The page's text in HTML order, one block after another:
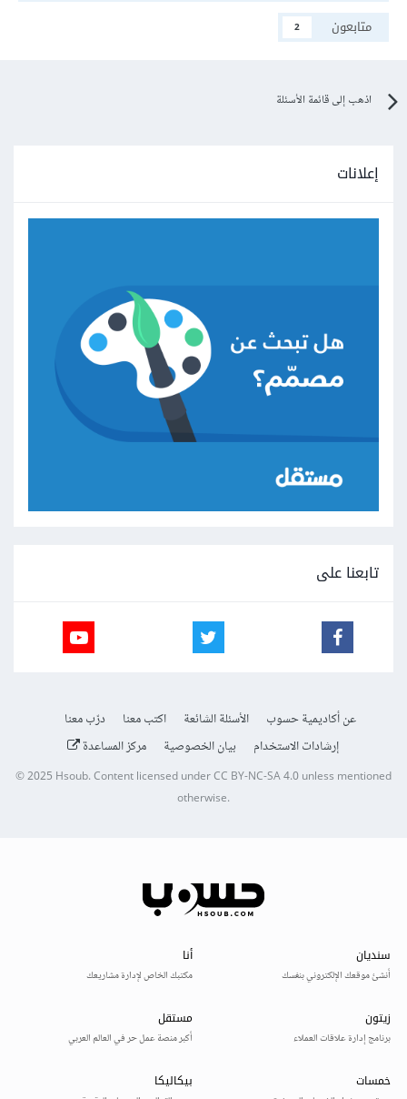
متابعون
2
اذهب إلى قائمة الأسئلة
إعلانات
تابعنا على
عن أكاديمية حسوب الأسئلة الشائعة اكتب معنا
درّب معنا
إرشادات الاستخدام
بيان الخصوصية مركز المساعدة
© 2025Hsoub.Content licensed underCC BY-NC-SA 4.0unless mentioned
otherwise.